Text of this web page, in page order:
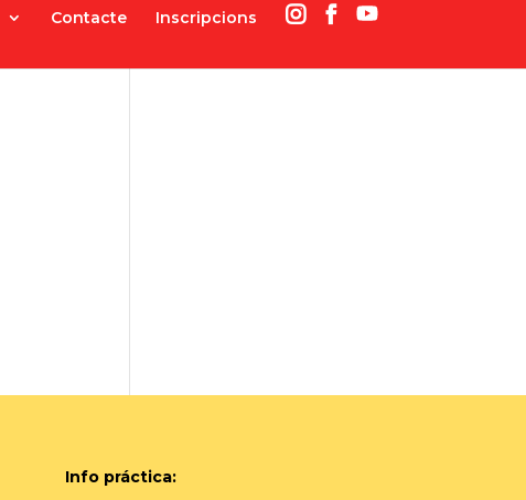
Contacte Inscripcions
Info práctica: